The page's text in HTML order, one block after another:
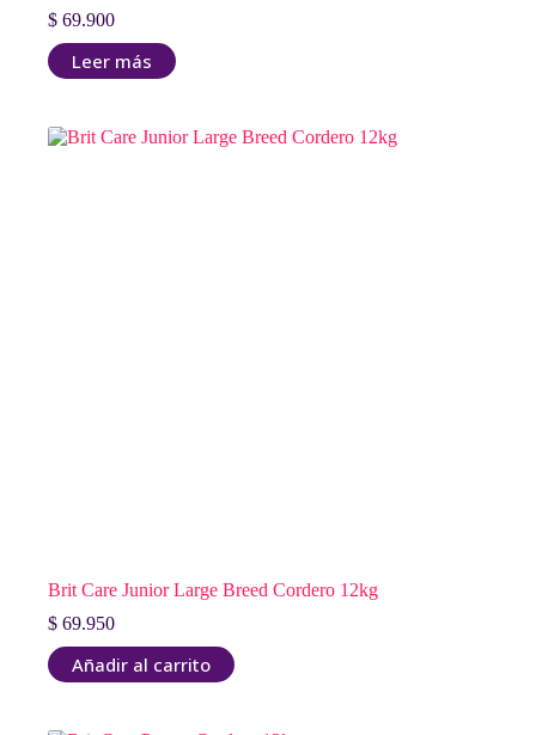
$ 69.900
Leer más
Brit Care Junior Large Breed Cordero 12kg
$ 69.950
Añadir al carrito